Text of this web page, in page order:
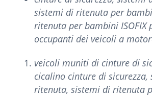
sistemi di ritenuta per
ritenuta per bambini ISOFIX
occupanti dei veicoli a
veicoli muniti di cinture di
cicalino cinture di sicurezza,
ritenuta, sistemi di ritenuta